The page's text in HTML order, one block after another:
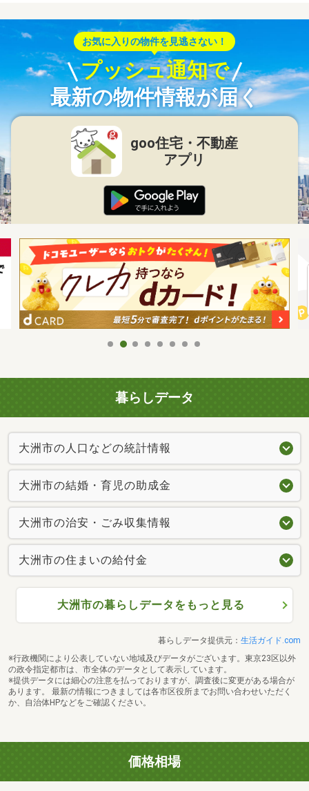
お気に入りの物件を見逃さない！
プッシュ通知で
最新の物件情報が届く
goo住宅・不動産
アプリ
暮らしデータ
大洲市の人口などの統計情報
大洲市の結婚・育児の助成金
大洲市の治安・ごみ収集情報
大洲市の住まいの給付金
大洲市の暮らしデータをもっと見る
暮らしデータ提供元： 生活ガイド.com
※行政機関により公表していない地域及びデータがございます。東京23区以外
の政令指定都市は、市全体のデータとして表示しています。
※提供データには細心の注意を払っておりますが、調査後に変更がある場合が
あります。 最新の情報につきましては各市区役所までお問い合わせいただく
か、自治体HPなどをご確認ください。
価格相場